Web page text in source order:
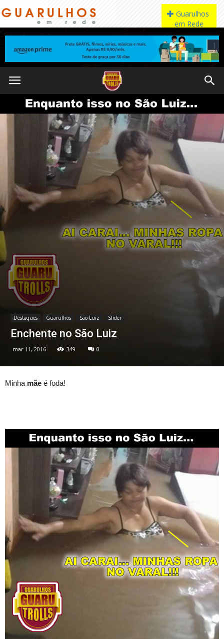
Destaques Guarulhos São Luiz Slider
Enchente no São Luiz
mar 11, 2016 349 0
Minha mãe é foda!